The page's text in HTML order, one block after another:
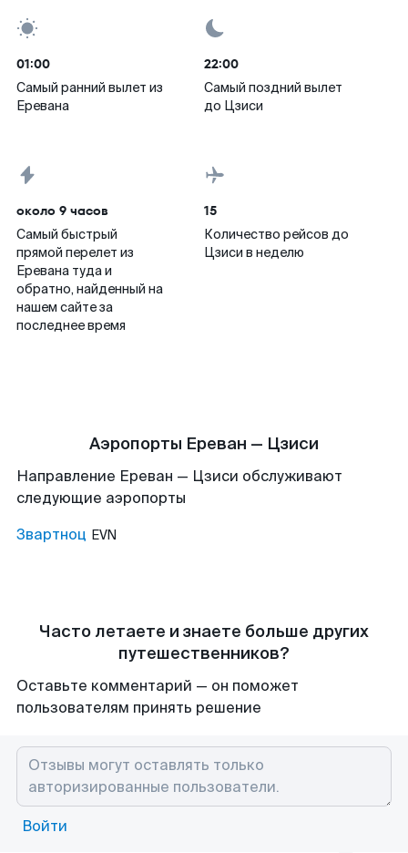
01:00
Самый ранний вылет из
Еревана
22:00
Самый поздний вылет
до Цзиси
около 9 часов
Самый быстрый
прямой перелет из
Еревана туда и
обратно, найденный на
нашем сайте за
последнее время
15
Количество рейсов до
Цзиси в неделю
Аэропорты Ереван — Цзиси
Направление Ереван — Цзиси обслуживают
следующие аэропорты
Звартноц EVN
Часто летаете и знаете больше других
путешественников?
Оставьте комментарий — он поможет
пользователям принять решение
Войти